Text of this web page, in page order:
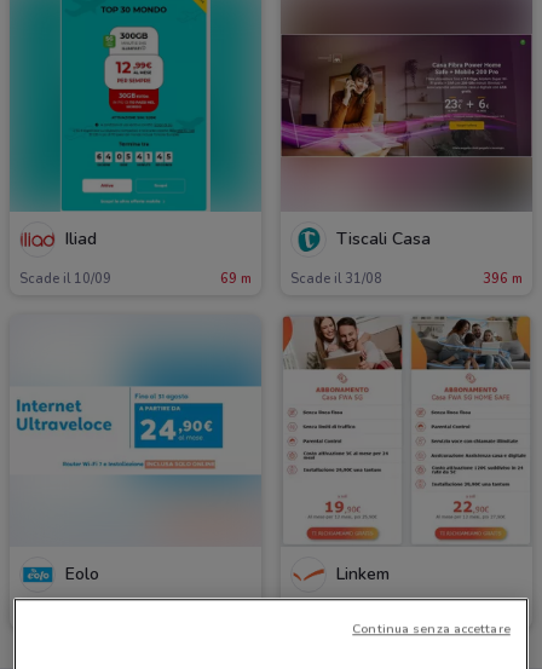
Iliad
Scade il 10/09 69 m
Tiscali Casa
Scade il 31/08 396 m
Eolo Linkem
Continua senza accettare